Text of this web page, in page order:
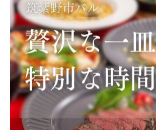
ランチ ハンバーグ
< 前のページ 一覧に戻る
関連タグ
#筑紫野市 #イタリアン